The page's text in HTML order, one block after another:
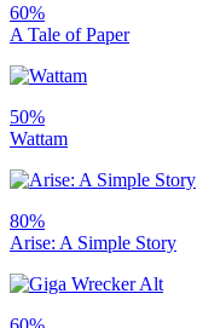
60%
A Tale of Paper
50%
Wattam
80%
Arise: A Simple Story